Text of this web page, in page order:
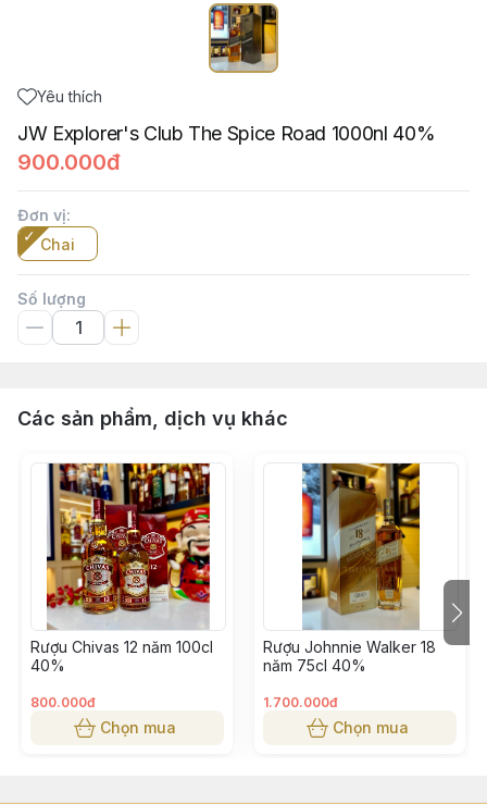
Yêu thích
JW Explorer's Club The Spice Road 1000nl 40%
900.000đ
Đơn vị:
Chai
Số lượng
Các sản phẩm, dịch vụ khác
Rượu Chivas 12 năm 100cl
40%
800.000đ
Chọn mua
Rượu Johnnie Walker 18
năm 75cl 40%
1.700.000đ
Chọn mua